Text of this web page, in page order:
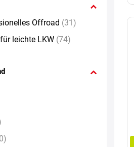
Offroad (31)
leichte LKW (74)